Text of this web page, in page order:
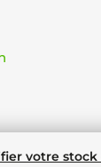
votre